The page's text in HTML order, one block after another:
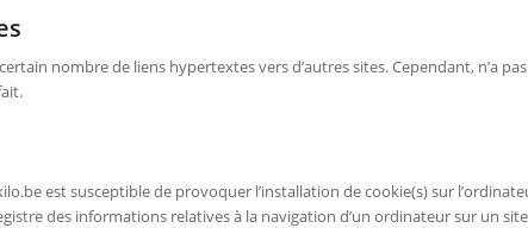
nombre de liens hypertextes vers d’autres sites. Cependant, n’a
est susceptible de provoquer l’installation de cookie(s) sur
des informations relatives à la navigation d’un ordinateur sur un